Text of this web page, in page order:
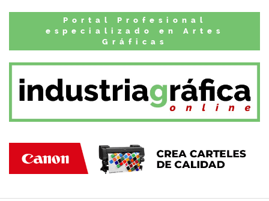
Portal Profesional
especializado en Artes
Gráficas